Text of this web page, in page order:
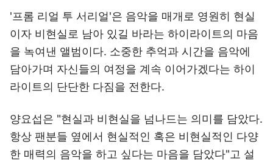
'프롬 리얼 투 서리얼'은 음악을 매개로 영원히 현실
이자 비현실로 남아 있길 바라는 하이라이트의 마음
을 녹여낸 앨범이다. 소중한 추억과 시간을 음악에
담아가며 자신들의 여정을 계속 이어가겠다는 하이
라이트의 단단한 다짐을 전한다.
양요섭은 "현실과 비현실을 넘나드는 의미를 담았다.
항상 팬분들 옆에서 현실적인 혹은 비현실적인 다양
한 매력의 음악을 하고 싶다는 마음을 담았다"고 설